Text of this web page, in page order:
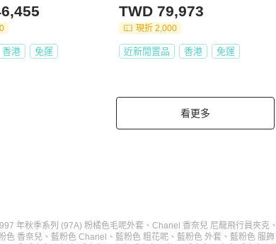
香港 免運
TWD 79,973
現折 2,000
近新閒置品 香港 免運
看更多
年秋季系列 (97A) 粉橘色毛呢外套 、 Chanel 香奈兒 尼龍飛行員夾克 、
色 香奈兒 、 藍粉色 Chanel 、 藍粉色 粗花呢 、 藍粉色 外套 、 藍粉色 服飾